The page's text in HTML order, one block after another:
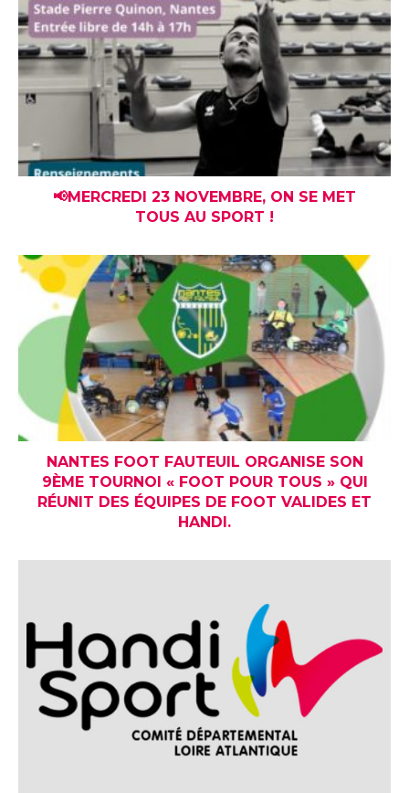
📢MERCREDI 23 NOVEMBRE, ON SE MET
TOUS AU SPORT !
NANTES FOOT FAUTEUIL ORGANISE SON
9ÈME TOURNOI « FOOT POUR TOUS » QUI
RÉUNIT DES ÉQUIPES DE FOOT VALIDES ET
HANDI.